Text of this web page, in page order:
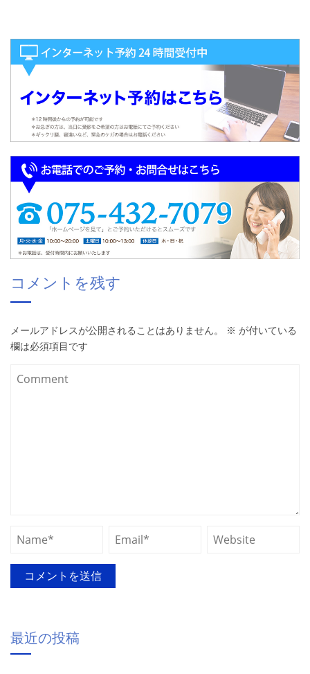
コメントを残す
メールアドレスが公開されることはありません。 ※ が付いている
欄は必須項目です
最近の投稿